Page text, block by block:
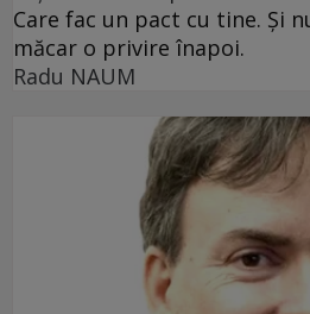
Care fac un pact cu tine. Și
măcar o privire înapoi.
Radu NAUM